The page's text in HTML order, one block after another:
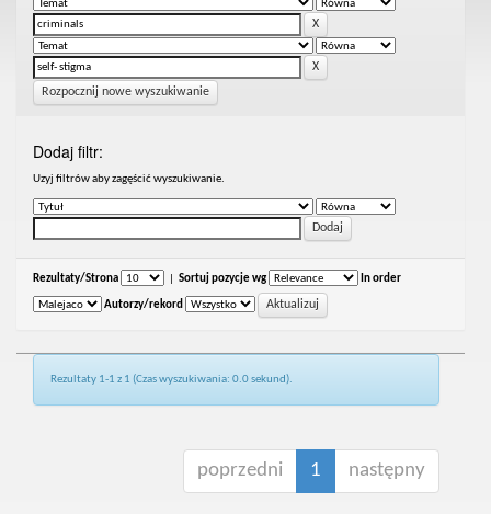
Rozpocznij nowe wyszukiwanie
Dodaj filtr:
Uzyj filtrów aby zagęścić wyszukiwanie.
Rezultaty/Strona Sortuj pozycje wg In order
Autorzy/rekord
Rezultaty 1-1 z 1 (Czas wyszukiwania: 0.0 sekund).
poprzedni 1 następny